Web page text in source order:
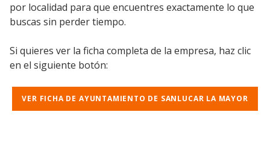
por localidad para que encuentres exactamente lo que
buscas sin perder tiempo.
Si quieres ver la ficha completa de la empresa, haz clic
en el siguiente botón:
VER FICHA DE AYUNTAMIENTO DE SANLUCAR LA MAYOR